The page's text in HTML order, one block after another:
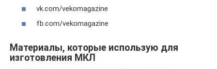
vk.com/vekomagazine
fb.com/vekomagazine
Материалы, которые использую для
изготовления МКЛ